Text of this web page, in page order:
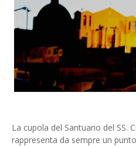
La cupola del Santuario del SS.
rappresenta da sempre un